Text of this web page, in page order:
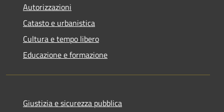
Autorizzazioni
Catasto e urbanistica
Cultura e tempo libero
Educazione e formazione
Giustizia e sicurezza pubblica